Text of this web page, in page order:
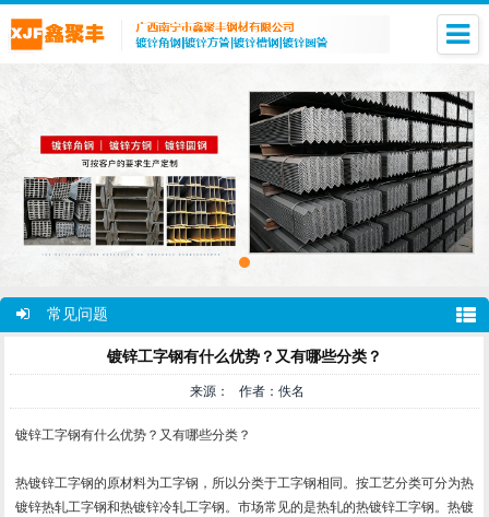
常见问题
镀锌工字钢有什么优势？又有哪些分类？
来源： 作者：佚名
镀锌工字钢有什么优势？又有哪些分类？
热镀锌工字钢的原材料为工字钢，所以分类于工字钢相同。按工艺分类可分为热
镀锌热轧工字钢和热镀锌冷轧工字钢。市场常见的是热轧的热镀锌工字钢。热镀